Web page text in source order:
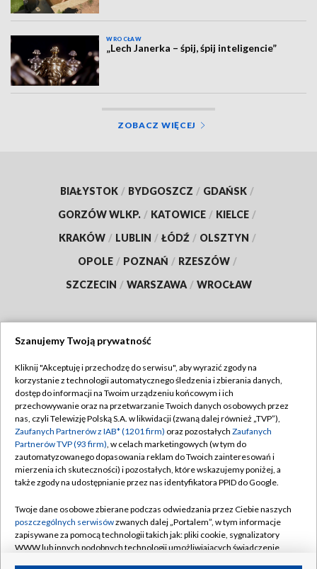
WROCŁAW
„Lech Janerka – śpij, śpij inteligencie”
ZOBACZ WIĘCEJ
BIAŁYSTOK / BYDGOSZCZ / GDAŃSK /
GORZÓW WLKP. / KATOWICE / KIELCE /
KRAKÓW / LUBLIN / ŁÓDŹ / OLSZTYN /
OPOLE / POZNAŃ / RZESZÓW /
SZCZECIN / WARSZAWA / WROCŁAW
TVP
Abonament TVP
Emisja w TVP
Centrum informacji TVP
Naziemna Telewizja Cyfrowa
Rada Programowa
System NOS
Informacje o nadawcy
Regulamin TVP
Polityka prywatności
Moje zgody
Pomoc
Kontakt
Szanujemy Twoją prywatność
Kliknij "Akceptuję i przechodzę do serwisu", aby wyrazić zgody na
korzystanie z technologii automatycznego śledzenia i zbierania danych,
dostęp do informacji na Twoim urządzeniu końcowym i ich
przechowywanie oraz na przetwarzanie Twoich danych osobowych przez
nas, czyli Telewizję Polską S.A. w likwidacji (zwaną dalej również „TVP”),
Zaufanych Partnerów z IAB* (1201 firm) oraz pozostałych Zaufanych
Partnerów TVP (93 firm), w celach marketingowych (w tym do
zautomatyzowanego dopasowania reklam do Twoich zainteresowań i
mierzenia ich skuteczności) i pozostałych, które wskazujemy poniżej, a
także zgody na udostępnianie przez nas identyfikatora PPID do Google.
Twoje dane osobowe zbierane podczas odwiedzania przez Ciebie naszych
poszczególnych serwisówzwanych dalej „Portalem”, w tym informacje
zapisywane za pomocą technologii takich jak: pliki cookie, sygnalizatory
WWW lub innych podobnych technologii umożliwiających świadczenie